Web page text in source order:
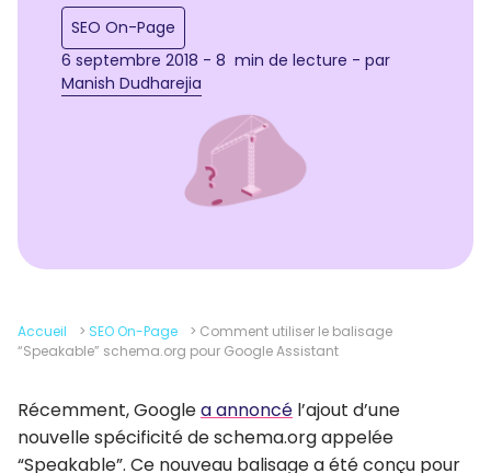
SEO On-Page
6 septembre 2018 - 8 min de lecture - par
Manish Dudharejia
Accueil > SEO On-Page > Comment utiliser le balisage
“Speakable” schema.org pour Google Assistant
Récemment, Googlea annoncé l’ajout d’une
nouvelle spécificité de schema.org appelée
“Speakable”. Ce nouveau balisage a été conçu pour